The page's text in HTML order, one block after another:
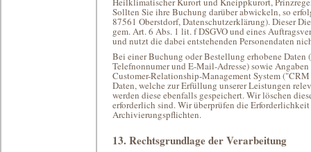
Sollten Sie ihre Buchung darüber abwickeln, so
87561 Oberstdorf, Datenschutzerklärung). Dieser
gem. Art. 6 Abs. 1 lit. f DSGVO und eines
und nutzt die dabei entstehenden Personendaten
Bei einer Buchung oder Bestellung erhobene
Telefnonnumer und E-Mail-Adresse) sowie
Customer-Relationship-Management System
Daten, welche zur Erfüllung unserer Leistungen
werden diese ebenfalls gespeichert. Wir löschen
erforderlich sind. Wir überprüfen die
Archivierungspflichten.
13. Rechtsgrundlage der Verarbeitung